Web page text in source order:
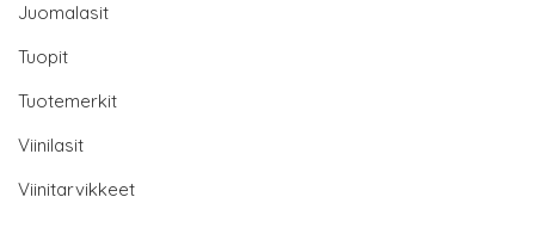
Juomalasit
Tuopit
Tuotemerkit
Viinilasit
Viinitarvikkeet